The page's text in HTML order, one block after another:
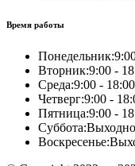
Время работы
Понедельник:
Вторник:9:00 -
Среда:9:00 - 18:00
Четверг:9:00 -
Пятница:9:00 -
Суббота:
Воскресенье: